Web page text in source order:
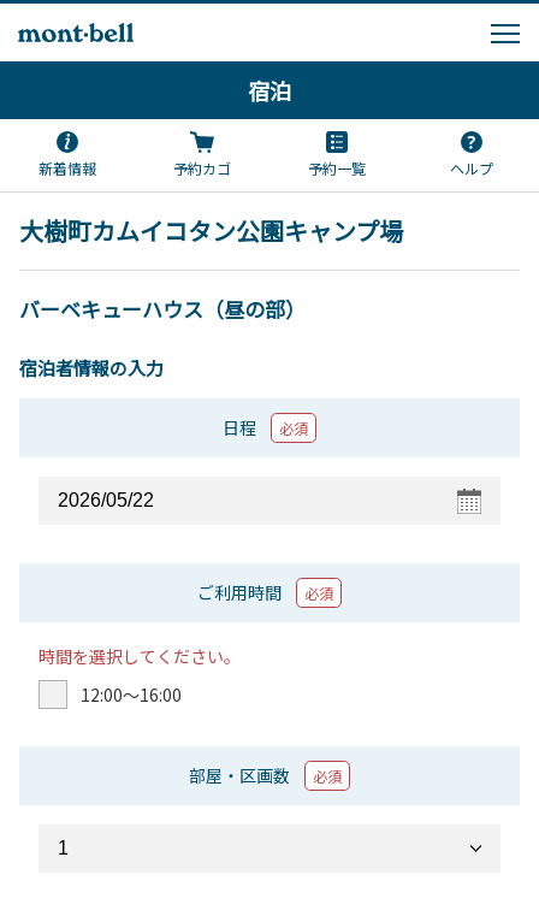
宿泊
新着情報 予約カゴ 予約一覧 ヘルプ
大樹町カムイコタン公園キャンプ場
バーベキューハウス（昼の部）
宿泊者情報の入力
日程 必須
ご利用時間 必須
時間を選択してください。
12:00〜16:00
部屋・区画数 必須